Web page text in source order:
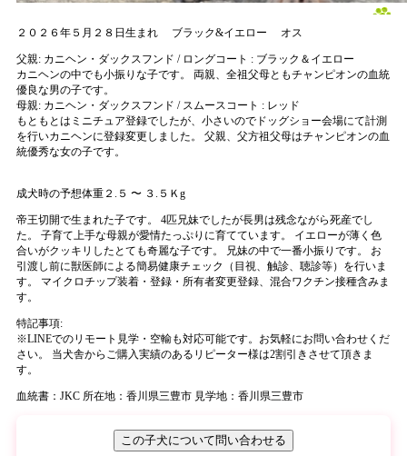
２０２６年５月２８日生まれ ブラック&イエロー オス
父親: カニヘン・ダックスフンド / ロングコート : ブラック＆イエロー
カニヘンの中でも小振りな子です。 両親、全祖父母ともチャンピオンの血統
優良な男の子です。
母親: カニヘン・ダックスフンド / スムースコート : レッド
もともとはミニチュア登録でしたが、小さいのでドッグショー会場にて計測
を行いカニヘンに登録変更しました。 父親、父方祖父母はチャンピオンの血
統優秀な女の子です。
成犬時の予想体重２.５ 〜 ３.５Ｋg
帝王切開で生まれた子です。 4匹兄妹でしたが長男は残念ながら死産でし
た。 子育て上手な母親が愛情たっぷりに育てています。 イエローが薄く色
合いがクッキリしたとても奇麗な子です。 兄妹の中で一番小振りです。 お
引渡し前に獣医師による簡易健康チェック（目視、触診、聴診等）を行いま
す。 マイクロチップ装着・登録・所有者変更登録、混合ワクチン接種含みま
す。
特記事項:
※LINEでのリモート見学・空輸も対応可能です。お気軽にお問い合わせくだ
さい。 当犬舎からご購入実績のあるリピーター様は2割引きさせて頂きま
す。
血統書：JKC 所在地：香川県三豊市 見学地：香川県三豊市
この子犬について問い合わせる